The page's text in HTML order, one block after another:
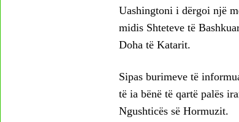
Uashingtoni i dërgoi një
midis Shteteve të
Doha të Katarit.
Sipas burimeve të
të ia bënë të qartë palës
Ngushticës së Hormuzit.